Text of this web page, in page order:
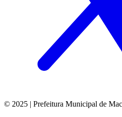
© 2025 | Prefeitura Municipal de